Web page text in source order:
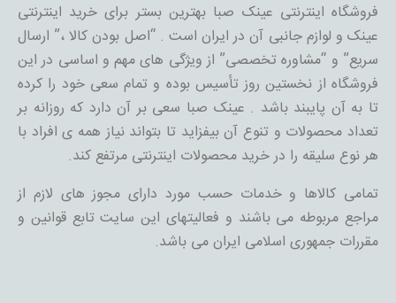
فروشگاه اینترنتی عینک صبا بهترین بستر برای خرید اینترنتی
عینک و لوازم جانبی آن در ایران است . “اصل بودن کالا ،” ارسال
سریع” و “مشاوره تخصصی” از ویژگی های مهم و اساسی در این
فروشگاه از نخستین روز تأسیس بوده و تمام سعی خود را کرده
تا به آن پایبند باشد . عینک صبا سعی بر آن دارد که روزانه بر
تعداد محصولات و تنوع آن بیفزاید تا بتواند نیاز همه ی افراد با
هر نوع سلیقه را در خرید محصولات اینترنتی مرتفع کند.
تمامی کالاها و خدمات حسب مورد دارای مجوز های لازم از
مراجع مربوطه می باشند و فعالیتهای این سایت تابع قوانین و
مقررات جمهوری اسلامی ایران می باشد.